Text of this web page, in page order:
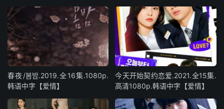
春夜/봄밤‎.2019.全16集.1080p.
韩语中字【爱情】
今天开始契约恋爱.2021.全15集.
高清1080p.韩语中字【爱情】